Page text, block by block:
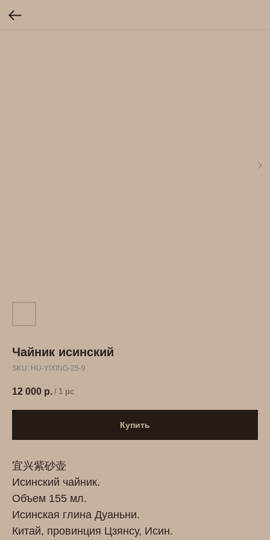
Чайник исинский
SKU: HU-YIXING-25-9
12 000 р. / 1 pc
Купить
宜兴紫砂壶
Исинский чайник.
Объем 155 мл.
Исинская глина Дуаньни.
Китай, провинция Цзянсу, Исин.